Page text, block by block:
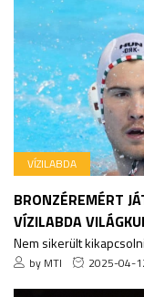
VÍZILABDA
BRONZÉREMÉRT
VÍZILABDA
Nem sikerült
by MTI 2025-04-